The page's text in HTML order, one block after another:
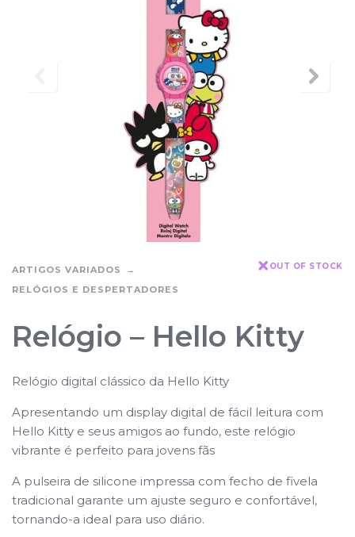
ARTIGOS VARIADOS
RELÓGIOS E DESPERTADORES
OUT OF STOCK
Relógio – Hello Kitty
Relógio digital clássico da Hello Kitty
Apresentando um display digital de fácil leitura com
Hello Kitty e seus amigos ao fundo, este relógio
vibrante é perfeito para jovens fãs
A pulseira de silicone impressa com fecho de fivela
tradicional garante um ajuste seguro e confortável,
tornando-a ideal para uso diário.